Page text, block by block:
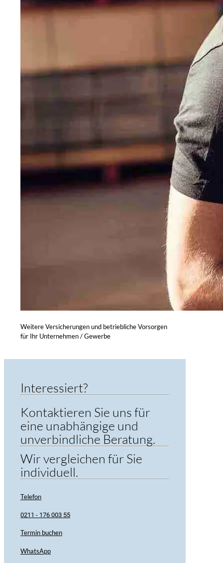
Weitere Versicherungen und betriebliche Vorsorgen
für Ihr Unternehmen / Gewerbe
Interessiert?
Kontaktieren Sie uns für
eine unabhängige und
unverbindliche Beratung.
Wir vergleichen für Sie
individuell.
Telefon
0211 - 176 003 55
Termin buchen
WhatsApp